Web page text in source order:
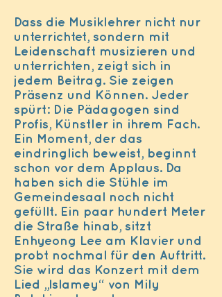
Dass die Musiklehrer nicht nur
unterrichtet, sondern mit
Leidenschaft musizieren und
unterrichten, zeigt sich in
jedem Beitrag. Sie zeigen
Präsenz und Können. Jeder
spürt: Die Pädagogen sind
Profis, Künstler in ihrem Fach.
Ein Moment, der das
eindringlich beweist, beginnt
schon vor dem Applaus. Da
haben sich die Stühle im
Gemeindesaal noch nicht
gefüllt. Ein paar hundert Meter
die Straße hinab, sitzt
Enhyeong Lee am Klavier und
probt nochmal für den Auftritt.
Sie wird das Konzert mit dem
Lied „Islamey“ von Mily